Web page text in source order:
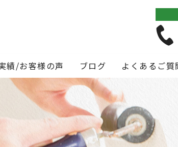
績/お客様の声 ブログ よくあるご質